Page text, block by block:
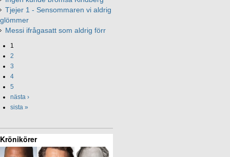
Tjejer 1 - Sensommaren vi aldrig
glömmer
Messi ifrågasatt som aldrig förr
1
2
3
4
5
nästa ›
sista »
Krönikörer